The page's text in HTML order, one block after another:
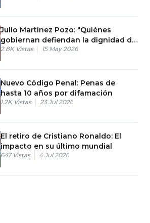
Julio Martínez Pozo: "Quiénes
gobiernan defiendan la dignidad de
este país"
2.8K Vistas 15 May 2026
Nuevo Código Penal: Penas de
hasta 10 años por difamación
1.2K Vistas 23 Jul 2026
El retiro de Cristiano Ronaldo: El
impacto en su último mundial
647 Vistas 4 Jul 2026